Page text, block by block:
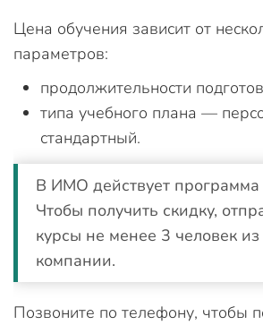
Цена обучения зависит от
параметров:
продолжительности
типа учебного плана —
стандартный.
В ИМО действует программа
Чтобы получить скидку,
курсы не менее 3 человек
компании.
Позвоните по телефону, чтобы